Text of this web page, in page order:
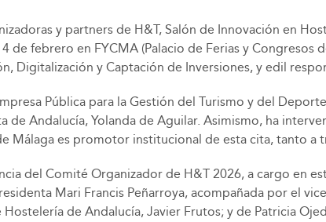
y partners de H&T, Salón de Innovación en
de febrero en FYCMA (Palacio de Ferias y
Digitalización y Captación de Inversiones, y edil
Pública para la Gestión del Turismo y del
de Andalucía, Yolanda de Aguilar. Asimismo, ha
Málaga es promotor institucional de esta cita, tanto a
del Comité Organizador de H&T 2026, a cargo en
Mari Francis Peñarroya, acompañada por el
de Andalucía, Javier Frutos; y de Patricia